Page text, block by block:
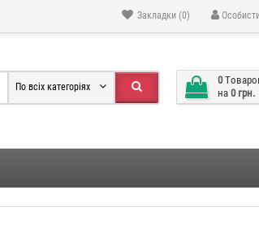
Закладки (0)
0
на 0 грн.
По всіх категоріях